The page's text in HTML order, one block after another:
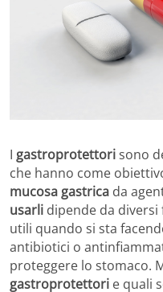
I gastroprotettorisono
che hanno come
mucosa gastrica da
usarli dipende da
utili quando si sta
antibiotici o
proteggere lo stomaco.
gastroprotettori e quali